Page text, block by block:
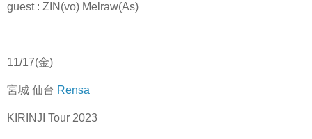
guest : ZIN(vo) Melraw(As)
11/17(金)
宮城 仙台 Rensa
KIRINJI Tour 2023